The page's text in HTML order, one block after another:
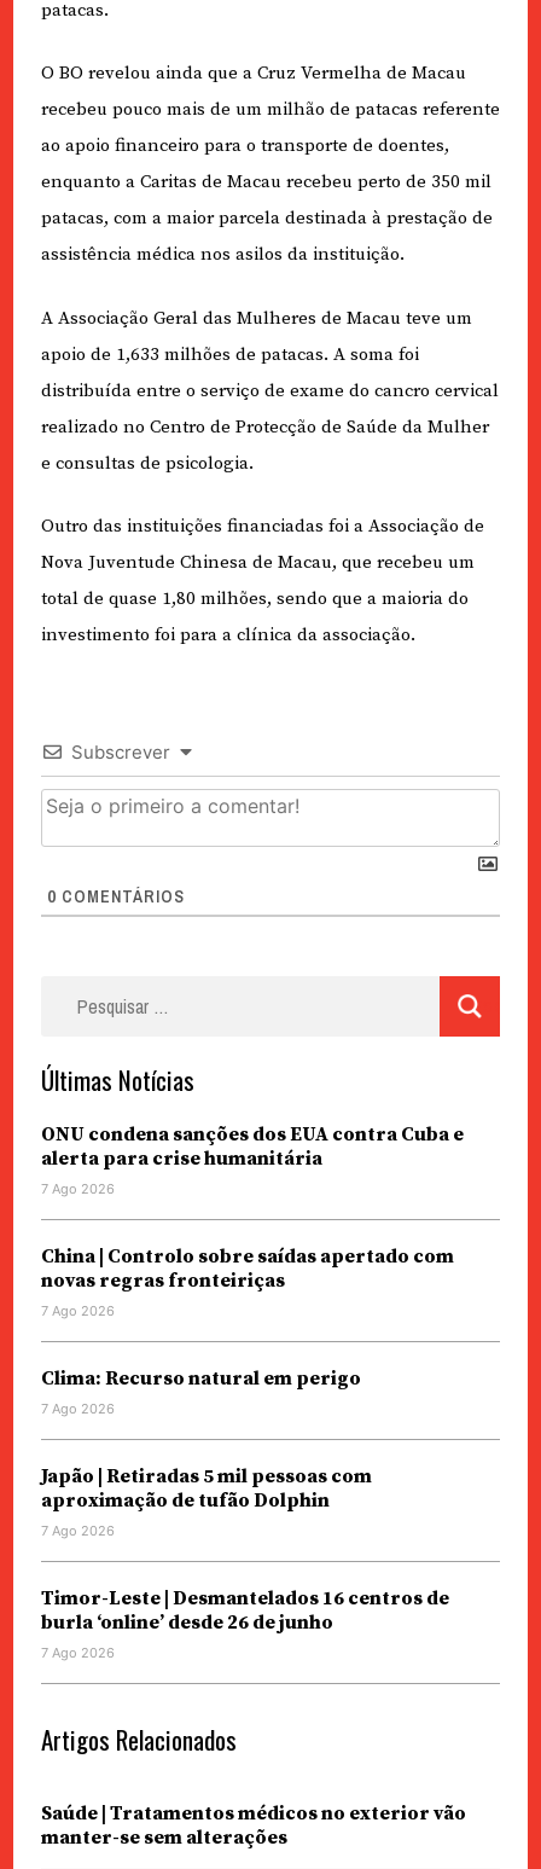
patacas.
O BO revelou ainda que a Cruz Vermelha de Macau
recebeu pouco mais de um milhão de patacas referente
ao apoio financeiro para o transporte de doentes,
enquanto a Caritas de Macau recebeu perto de 350 mil
patacas, com a maior parcela destinada à prestação de
assistência médica nos asilos da instituição.
A Associação Geral das Mulheres de Macau teve um
apoio de 1,633 milhões de patacas. A soma foi
distribuída entre o serviço de exame do cancro cervical
realizado no Centro de Protecção de Saúde da Mulher
e consultas de psicologia.
Outro das instituições financiadas foi a Associação de
Nova Juventude Chinesa de Macau, que recebeu um
total de quase 1,80 milhões, sendo que a maioria do
investimento foi para a clínica da associação.
Subscrever
0 COMENTÁRIOS
Últimas Notícias
ONU condena sanções dos EUA contra Cuba e
alerta para crise humanitária
7 Ago 2026
China | Controlo sobre saídas apertado com
novas regras fronteiriças
7 Ago 2026
Clima: Recurso natural em perigo
7 Ago 2026
Japão | Retiradas 5 mil pessoas com
aproximação de tufão Dolphin
7 Ago 2026
Timor-Leste | Desmantelados 16 centros de
burla ‘online’ desde 26 de junho
7 Ago 2026
Artigos Relacionados
Saúde | Tratamentos médicos no exterior vão
manter-se sem alterações